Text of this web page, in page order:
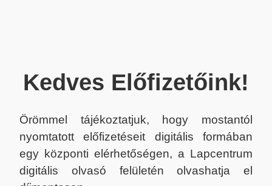
Kedves Előfizetőink!
Örömmel tájékoztatjuk, hogy mostantól
nyomtatott előfizetéseit digitális formában
egy központi elérhetőségen, a Lapcentrum
digitális olvasó felületén olvashatja el